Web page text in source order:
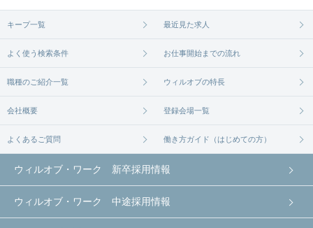
キープ一覧 最近見た求人
よく使う検索条件 お仕事開始までの流れ
職種のご紹介一覧 ウィルオブの特長
会社概要 登録会場一覧
よくあるご質問 働き方ガイド（はじめての方）
ウィルオブ・ワーク 新卒採用情報
ウィルオブ・ワーク 中途採用情報